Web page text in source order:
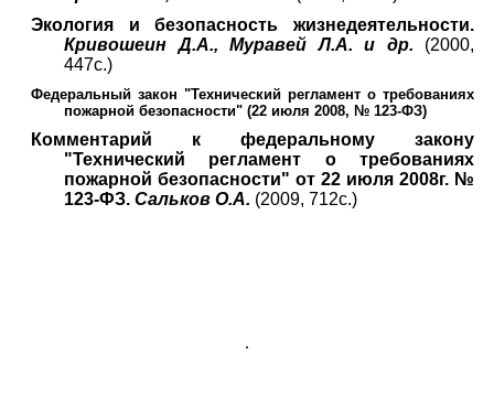
Экология и безопасность жизнедеятельности.
Кривошеин Д.А., Муравей Л.А. и др.
(2000,
447с.)
Федеральный закон "Технический регламент о требованиях
пожарной безопасности" (22 июля 2008, № 123-ФЗ)
Комментарий к федеральному закону
"Технический регламент о требованиях
пожарной безопасности" от 22 июля 2008г. №
123-ФЗ. Сальков О.А. (2009, 712с.)
.